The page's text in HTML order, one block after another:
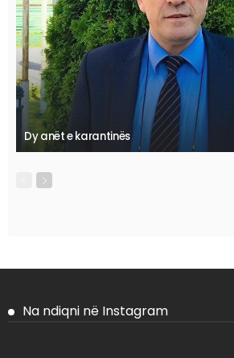
Dy anët e karantinës
Na ndiqni në Instagram